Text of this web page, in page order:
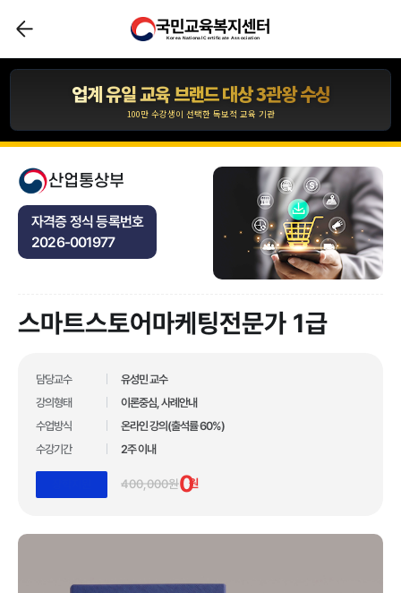
국민교육복지센터
Korea National Certificate Association
압도적인 합격자 수 1,110,211건 입니다.
*자사 사이트 내 합격후기 글 수 기준
업계 유일 교육 브랜드 대상 3관왕 수상
100만 수강생이 선택한 독보적 교육 기관
합격자 수 1위 국민교육복지센터
10년간 아무도 깨지 못한 기록!
압도적인 합격자 수 1,110,211건 입니다.
*자사 사이트 내 합격후기 글 수 기준
업계 유일 교육 브랜드 대상 3관왕 수상
업계 유일 교육 브랜드 대상 3관왕 수상
합격자 수 1위 국민교육복지센터
10년간 아무도 깨지 못한 기록!
압도적인 합격자 수 1,110,211건 입니다.
*자사 사이트 내 합격후기 글 수 기준
업계 유일 교육 브랜드 대상 3관왕 수상
산업통상부
자격증 정식 등록번호
2026-001977
스마트스토어마케팅전문가 1급
담당교수
유성민 교수
강의형태
이론중심, 사례안내
수업방식
온라인 강의(출석률 60%)
수강기간
2주 이내
400,000원0원